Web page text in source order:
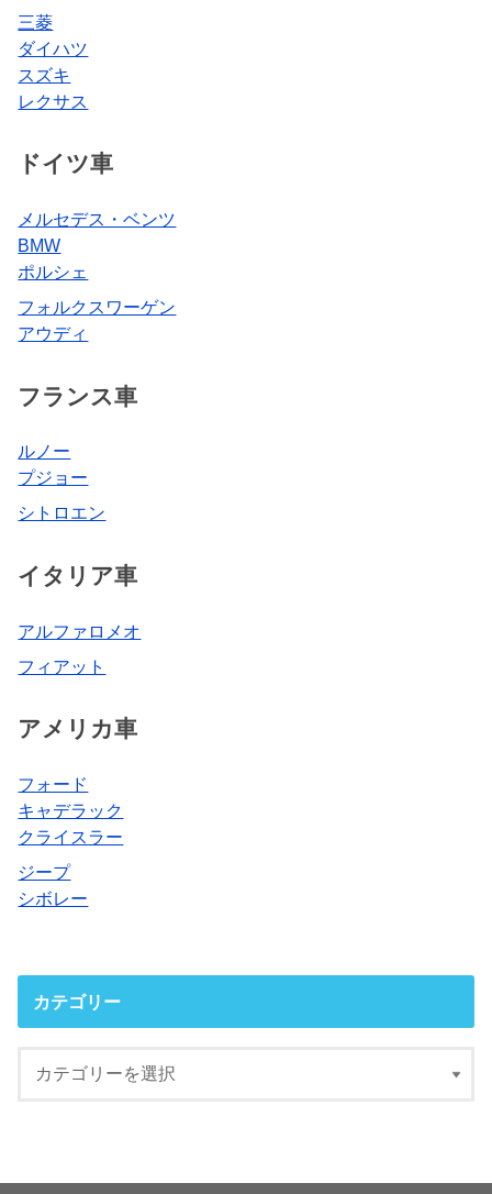
三菱
ダイハツ
スズキ
レクサス
ドイツ車
メルセデス・ベンツ
BMW
ポルシェ
フォルクスワーゲン
アウディ
フランス車
ルノー
プジョー
シトロエン
イタリア車
アルファロメオ
フィアット
アメリカ車
フォード
キャデラック
クライスラー
ジープ
シボレー
カテゴリー